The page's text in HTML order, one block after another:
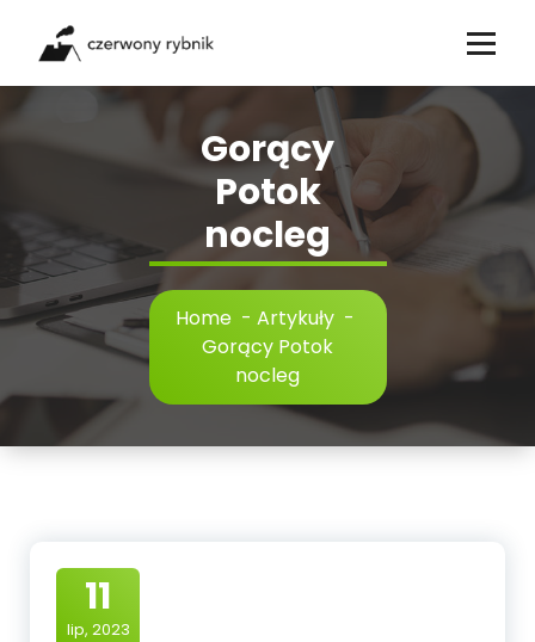
content
Gorący
Potok
nocleg
Home - Artykuły -
Gorący Potok
nocleg
11
lip, 2023